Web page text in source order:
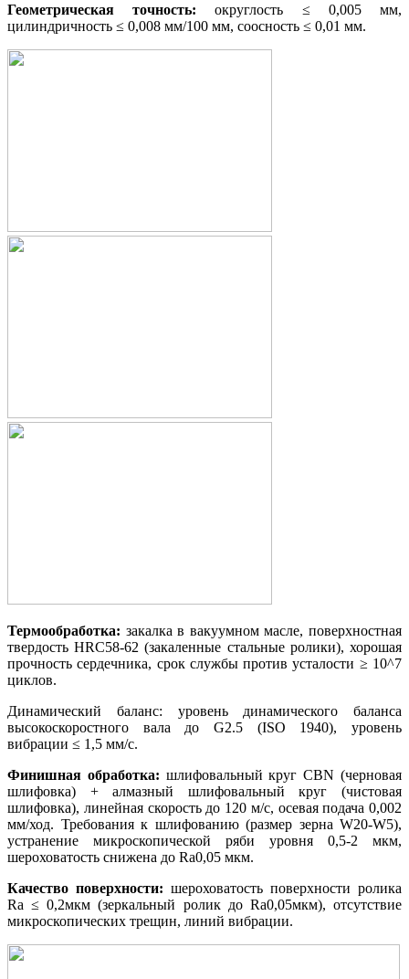
Геометрическая точность: округлость ≤ 0,005 мм,
цилиндричность ≤ 0,008 мм/100 мм, соосность ≤ 0,01 мм.
Термообработка: закалка в вакуумном масле, поверхностная
твердость HRC58-62 (закаленные стальные ролики), хорошая
прочность сердечника, срок службы против усталости ≥ 10^7
циклов.
Динамический баланс: уровень динамического баланса
высокоскоростного вала до G2.5 (ISO 1940), уровень
вибрации ≤ 1,5 мм/с.
Финишная обработка: шлифовальный круг CBN (черновая
шлифовка) + алмазный шлифовальный круг (чистовая
шлифовка), линейная скорость до 120 м/с, осевая подача 0,002
мм/ход. Требования к шлифованию (размер зерна W20-W5),
устранение микроскопической ряби уровня 0,5-2 мкм,
шероховатость снижена до Ra0,05 мкм.
Качество поверхности: шероховатость поверхности ролика
Ra ≤ 0,2мкм (зеркальный ролик до Ra0,05мкм), отсутствие
микроскопических трещин, линий вибрации.